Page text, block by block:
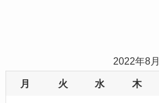
2022年8月
月 火 水 木